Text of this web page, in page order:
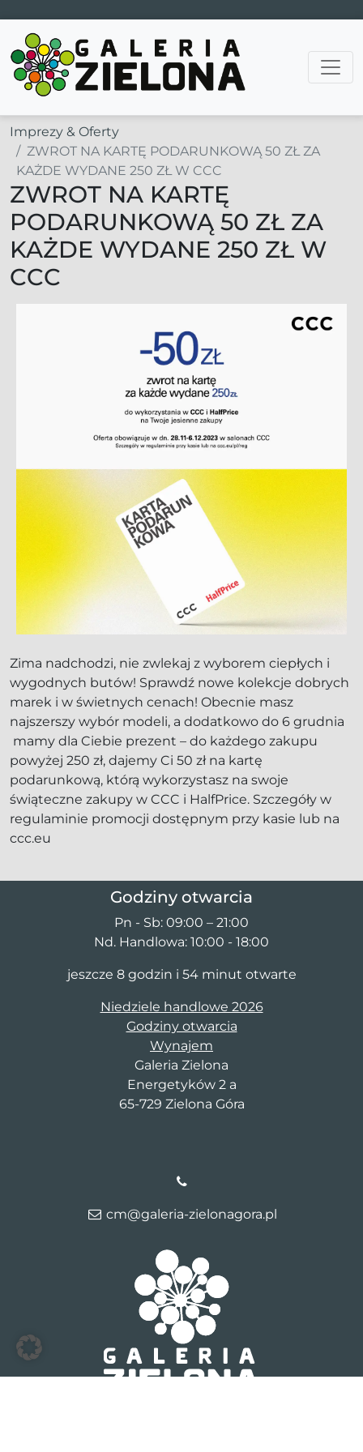
Main Navigation
Imprezy & Oferty
ZWROT NA KARTĘ PODARUNKOWĄ 50 ZŁ ZA
KAŻDE WYDANE 250 ZŁ W CCC
ZWROT NA KARTĘ
PODARUNKOWĄ 50 ZŁ ZA
KAŻDE WYDANE 250 ZŁ W
CCC
Zima nadchodzi, nie zwlekaj z wyborem ciepłych i
wygodnych butów! Sprawdź nowe kolekcje dobrych
marek i w świetnych cenach! Obecnie masz
najszerszy wybór modeli, a dodatkowo do 6 grudnia
mamy dla Ciebie prezent – do każdego zakupu
powyżej 250 zł, dajemy Ci 50 zł na kartę
podarunkową, którą wykorzystasz na swoje
świąteczne zakupy w CCC i HalfPrice. Szczegóły w
regulaminie promocji dostępnym przy kasie lub na
ccc.eu
Godziny otwarcia
Pn - Sb: 09:00 – 21:00
Nd. Handlowa: 10:00 - 18:00
jeszcze 8 godzin i 54 minut otwarte
Niedziele handlowe 2026
Godziny otwarcia
Wynajem
Galeria Zielona
Energetyków 2 a
65-729 Zielona Góra
cm@galeria-zielonagora.pl